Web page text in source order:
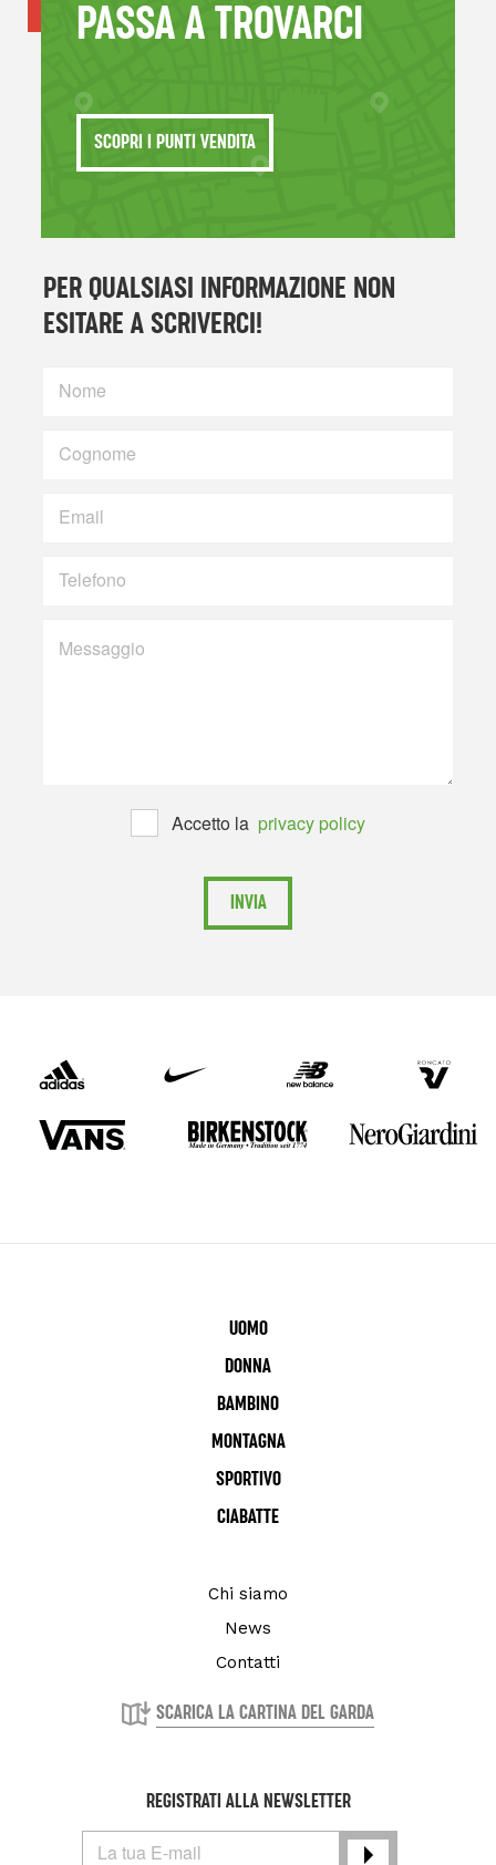
PASSA A TROVARCI
SCOPRI I PUNTI VENDITA
PER QUALSIASI INFORMAZIONE NON
ESITARE A SCRIVERCI!
Nome
Cognome
Email
Telefono
Messaggio
Accetto la privacy policy
INVIA
UOMO
DONNA
BAMBINO
MONTAGNA
SPORTIVO
CIABATTE
Chi siamo
News
Contatti
SCARICA LA CARTINA DEL GARDA
REGISTRATI ALLA NEWSLETTER
La tua E-mail